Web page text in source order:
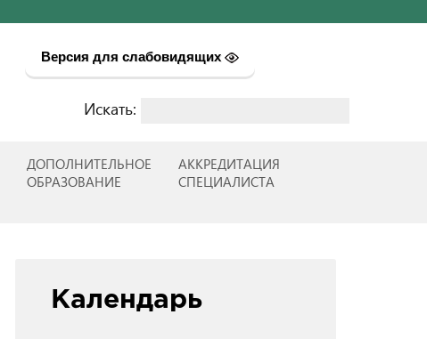
Версия для слабовидящих
Искать:
ДОПОЛНИТЕЛЬНОЕ
ОБРАЗОВАНИЕ
АККРЕДИТАЦИЯ
СПЕЦИАЛИСТА
Календарь